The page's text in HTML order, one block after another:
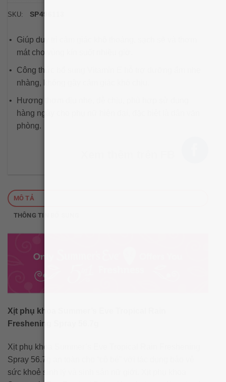
SKU: SP496113
Giúp duy trì cảm giác khô thoáng, sạch sẽ và thơm
mát cho vùng kín suốt nhiều giờ.
Công thức bổ sung Vitamin E hỗ trợ dưỡng ẩm nhẹ
nhàng, không gây cảm giác khó chịu.
Hương thơm dịu nhẹ, dễ chịu, phù hợp sử dụng
hàng ngày cho phụ nữ hiện đại, đặc biệt là dân văn
phòng.
MÔ TẢ
THÔNG TIN BỔ SUNG
Xịt phụ khoa Summer’s Eve Tropical Rain
Freshening Spray 56.7g
Xịt phụ khoa Summer’s Eve Tropical Rain Freshening
Spray 56.7g an toàn cho “cô bé” với tác dụng bảo vệ
sức khoẻ sinh lý và sinh sản nữ giới. Xịt phụ khoa